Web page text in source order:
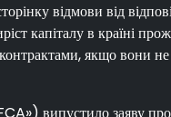
відмови від
капіталу в
якщо вони